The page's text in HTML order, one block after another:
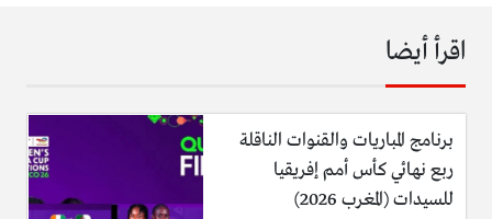
اقرأ أيضا
برنامج المباريات والقنوات الناقلة
ربع نهائي كأس أمم إفريقيا
للسيدات (المغرب 2026)